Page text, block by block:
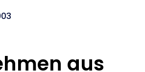
aus